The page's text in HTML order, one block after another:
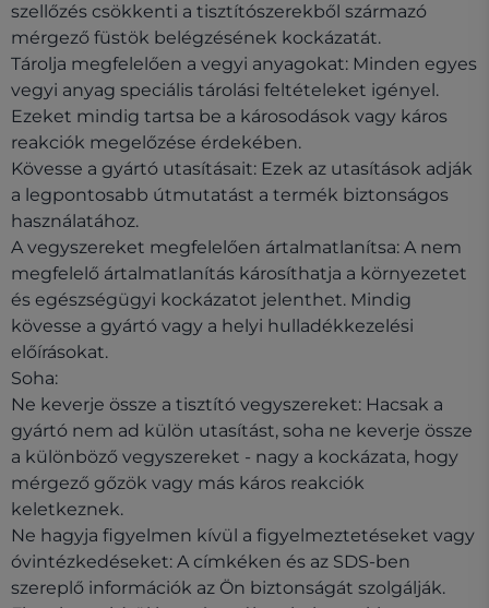
szellőzés csökkenti a tisztítószerekből származó
mérgező füstök belégzésének kockázatát.
Tárolja megfelelően a vegyi anyagokat: Minden egyes
vegyi anyag speciális tárolási feltételeket igényel.
Ezeket mindig tartsa be a károsodások vagy káros
reakciók megelőzése érdekében.
Kövesse a gyártó utasításait: Ezek az utasítások adják
a legpontosabb útmutatást a termék biztonságos
használatához.
A vegyszereket megfelelően ártalmatlanítsa: A nem
megfelelő ártalmatlanítás károsíthatja a környezetet
és egészségügyi kockázatot jelenthet. Mindig
kövesse a gyártó vagy a helyi hulladékkezelési
előírásokat.
Soha:
Ne keverje össze a tisztító vegyszereket: Hacsak a
gyártó nem ad külön utasítást, soha ne keverje össze
a különböző vegyszereket - nagy a kockázata, hogy
mérgező gőzök vagy más káros reakciók
keletkeznek.
Ne hagyja figyelmen kívül a figyelmeztetéseket vagy
óvintézkedéseket: A címkéken és az SDS-ben
szereplő információk az Ön biztonságát szolgálják.